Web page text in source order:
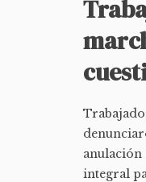
anulación
integral